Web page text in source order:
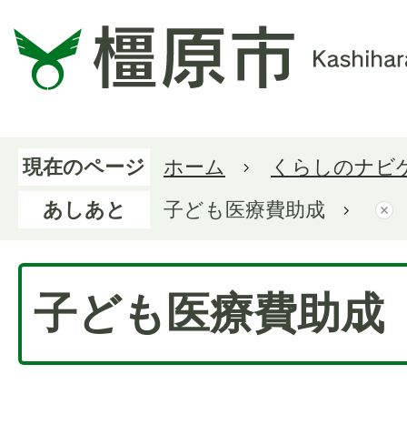
現在のページ ホーム
くらしのナビ
あしあと
子ども医療費助成
子ども医療費助成